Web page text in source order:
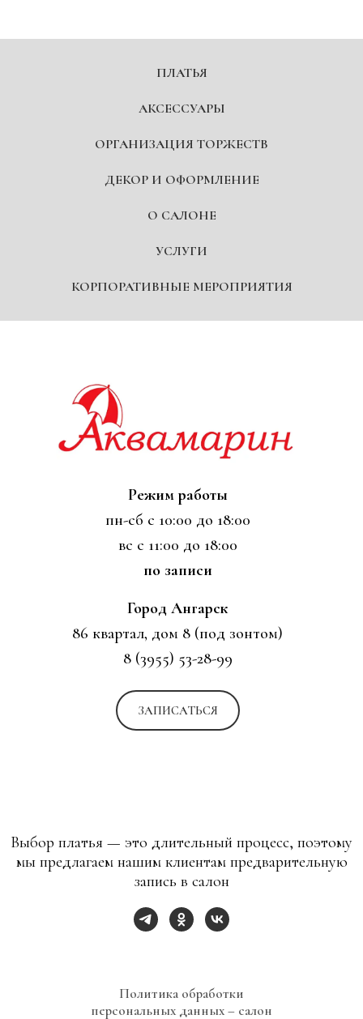
ПЛАТЬЯ
АКСЕССУАРЫ
ОРГАНИЗАЦИЯ ТОРЖЕСТВ
ДЕКОР И ОФОРМЛЕНИЕ
О САЛОНЕ
УСЛУГИ
КОРПОРАТИВНЫЕ МЕРОПРИЯТИЯ
Режим работы
пн-сб с 10:00 до 18:00
вс с 11:00 до 18:00
по записи
Город Ангарск
86 квартал, дом 8 (под зонтом)
8 (3955) 53-28-99
ЗАПИСАТЬСЯ
Выбор платья — это длительный процесс, поэтому
мы предлагаем нашим клиентам предварительную
запись в салон
Политика обработки
персональных данных – салон